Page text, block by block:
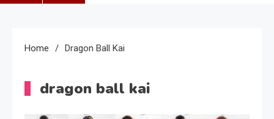
Home Dragon Ball Kai
dragon ball kai